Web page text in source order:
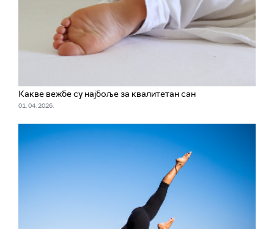
Какве вежбе су најбоље за квалитетан сан
01. 04. 2026.